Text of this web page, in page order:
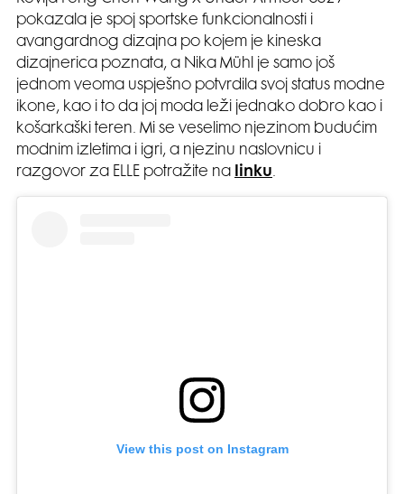
pokazala je spoj sportske funkcionalnosti i
avangardnog dizajna po kojem je kineska
dizajnerica poznata, a Nika Mühl je samo još
jednom veoma uspješno potvrdila svoj status modne
ikone, kao i to da joj moda leži jednako dobro kao i
košarkaški teren. Mi se veselimo njezinom budućim
modnim izletima i igri, a njezinu naslovnicu i
razgovor za ELLE potražite na
linku.
View this post on Instagram